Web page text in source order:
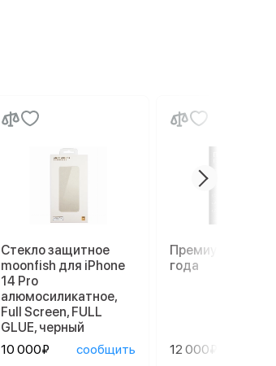
Стекло защитное
moonfish для iPhone
14 Pro
алюмосиликатное,
Full Screen, FULL
GLUE, черный
10 000₽
сообщить
Премиум
года
12 000₽